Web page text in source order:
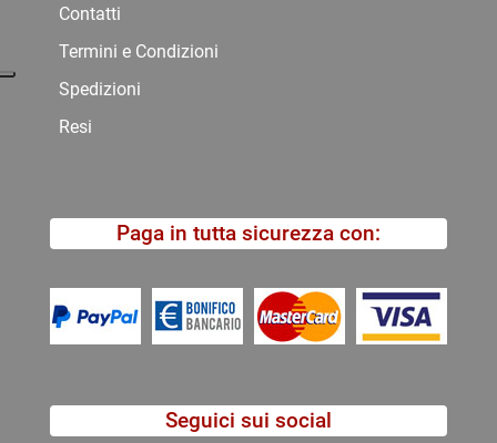
Contatti
Termini e Condizioni
Spedizioni
Resi
Paga in tutta sicurezza con:
Seguici sui social